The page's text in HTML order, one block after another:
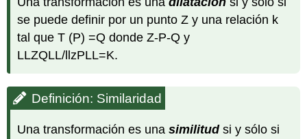
se puede definir por un punto Z y una relación k
tal que T (P) =Q donde Z-P-Q y
LLZQLL/llzPLL=K.
Definición: Similaridad
Una transformación es unasimilitudsi y sólo si